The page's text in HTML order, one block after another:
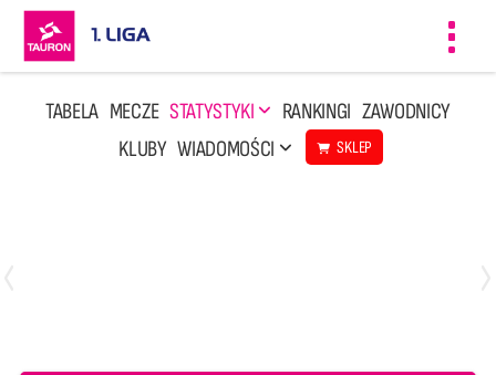
TABELA MECZE STATYSTYKI RANKINGI ZAWODNICY
KLUBY WIADOMOŚCI SKLEP